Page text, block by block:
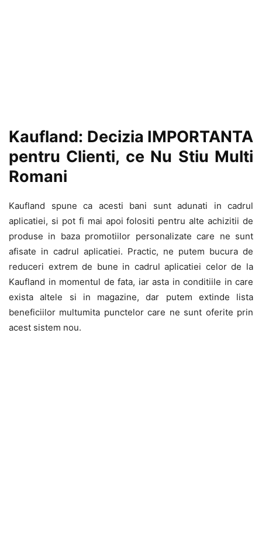
Kaufland: Decizia IMPORTANTA
pentru Clienti, ce Nu Stiu Multi
Romani
Kaufland spune ca acesti bani sunt adunati in cadrul
aplicatiei, si pot fi mai apoi folositi pentru alte achizitii de
produse in baza promotiilor personalizate care ne sunt
afisate in cadrul aplicatiei. Practic, ne putem bucura de
reduceri extrem de bune in cadrul aplicatiei celor de la
Kaufland in momentul de fata, iar asta in conditiile in care
exista altele si in magazine, dar putem extinde lista
beneficiilor multumita punctelor care ne sunt oferite prin
acest sistem nou.